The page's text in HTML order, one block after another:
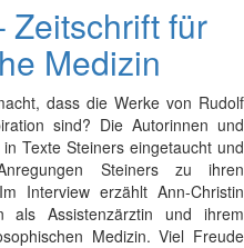
Zeitschrift für
Medizin
dass die Werke von Rudolf
sind? Die Autorinnen und
Texte Steiners eingetaucht und
Steiners zu ihren
Interview erzählt Ann-Christin
als Assistenzärztin und ihrem
Medizin. Viel Freude